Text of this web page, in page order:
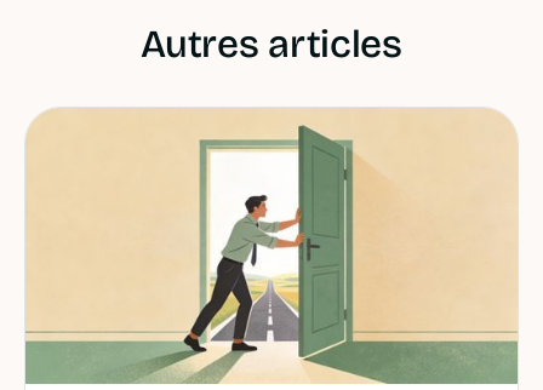
Autres articles